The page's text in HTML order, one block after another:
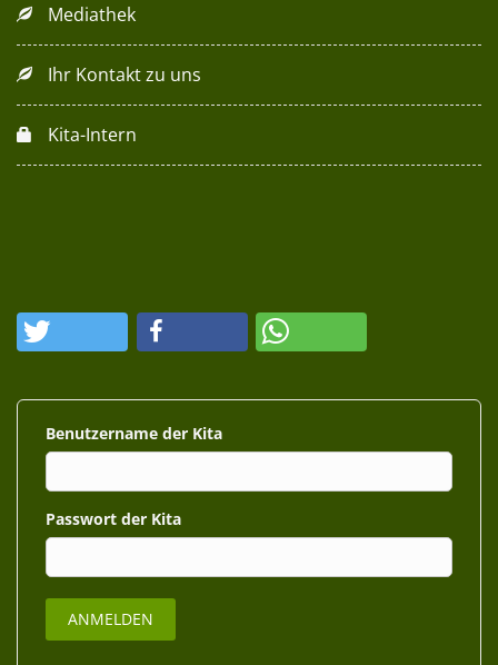
Mediathek
Ihr Kontakt zu uns
Kita-Intern
Benutzername
Passwort